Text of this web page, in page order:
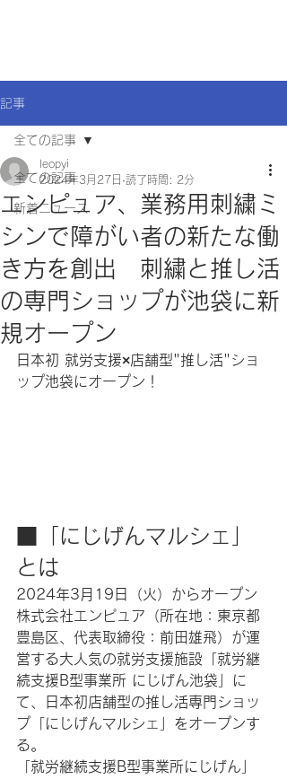
記事
全ての記事
新着ニュース
全ての記事
エンピュア、業務用刺繍ミ
シンで障がい者の新たな働
き方を創出 刺繍と推し活
の専門ショップが池袋に新
規オープン
leopyi
2024年3月27日 読了時間: 2分
日本初 就労支援×店舗型"推し活"ショ
ップ池袋にオープン！
■「にじげんマルシェ」
とは
2024年3月19日（火）からオープン
株式会社エンピュア（所在地：東京都
豊島区、代表取締役：前田雄飛）が運
営する大人気の就労支援施設「就労継
続支援B型事業所 にじげん池袋」に
て、日本初店舗型の推し活専門ショッ
プ「にじげんマルシェ」をオープンす
る。
「就労継続支援B型事業所にじげん」